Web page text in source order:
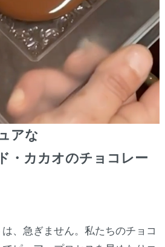
アな
・カカオのチョコレー
、急ぎません。私たちのチョコ